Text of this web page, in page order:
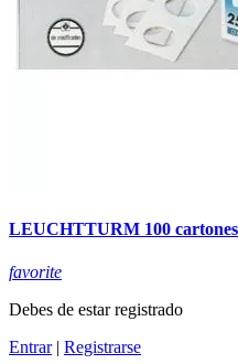
LEUCHTTURM 100 cartones
favorite
Debes de estar registrado
Entrar| Registrarse